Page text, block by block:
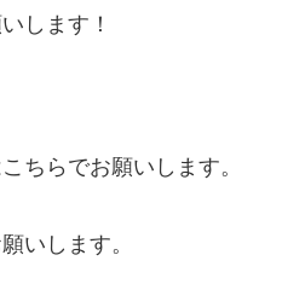
します！
ちらでお願いします。
いします。